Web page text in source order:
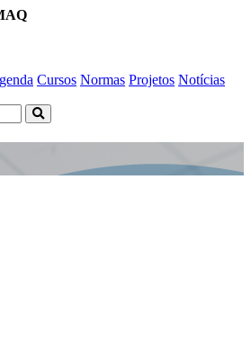
Cursos Normas Projetos Notícias